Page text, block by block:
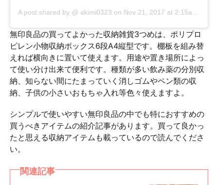
A post shared by @ akimi0323 on Nov 21, 2017 at 2:15am PST
無印良品の買ってよかった収納雑貨3つめは、ポリプロ
ピレン小物収納ボックス6段A4縦型です。棚板を組み替
えれば横向きに置いて使えます。用途や置き場所によっ
て使い分け出来て便利です。種類が多い飲み薬の分別収
納、知らない間にたまっていく消しゴムやペン類の収
納、子供の小さいおもちゃ入れ等色々使えますよ。
シンプルで使いやすい無印良品の中でも特におすすめの
買うべきアイテムの紹介記事があります。買って良かっ
たと思える収納アイテムも載っているので読んでくださ
い。
関連記事